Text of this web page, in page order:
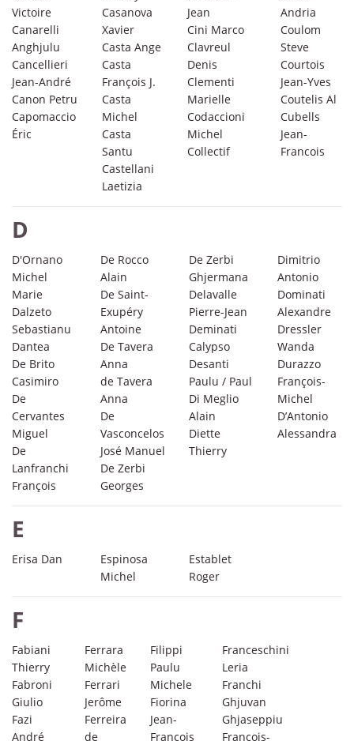
Victoire
Canarelli
Anghjulu
Cancellieri
Jean-André
Canon Petru
Capomaccio
Éric
Casanova
Xavier
Casta Ange
Casta
François J.
Casta
Michel
Casta
Santu
Castellani
Laetizia
Jean
Cini Marco
Clavreul
Denis
Clementi
Marielle
Codaccioni
Michel
Collectif
Andria
Coulom
Steve
Courtois
Jean-Yves
Coutelis Al
Cubells
Jean-
Francois
D
D'Ornano
Michel
Marie
Dalzeto
Sebastianu
Dantea
De Brito
Casimiro
De
Cervantes
Miguel
De
Lanfranchi
François
De Rocco
Alain
De Saint-
Exupéry
Antoine
De Tavera
Anna
de Tavera
Anna
De
Vasconcelos
José Manuel
De Zerbi
Georges
De Zerbi
Ghjermana
Delavalle
Pierre-Jean
Deminati
Calypso
Desanti
Paulu / Paul
Di Meglio
Alain
Diette
Thierry
Dimitrio
Antonio
Dominati
Alexandre
Dressler
Wanda
Durazzo
François-
Michel
D’Antonio
Alessandra
E
Erisa Dan
Espinosa
Michel
Establet
Roger
F
Fabiani
Thierry
Fabroni
Giulio
Fazi
André
Ferrara
Michèle
Ferrari
Jerôme
Ferreira
de
Filippi
Paulu
Michele
Fiorina
Jean-
François
Franceschini
Leria
Franchi
Ghjuvan
Ghjaseppiu
François-